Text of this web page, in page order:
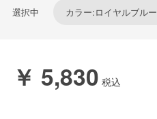
選択中 カラー:ロイヤルブルー
￥ 5,830